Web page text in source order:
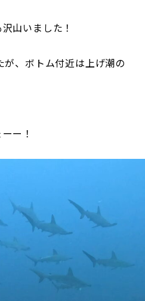
山いました！
、ボトム付近は上げ潮の
ー！